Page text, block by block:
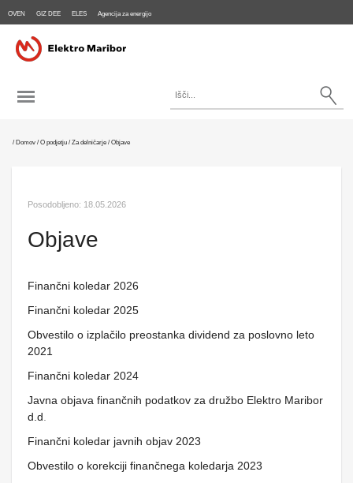
OVEN GIZ DEE ELES Agencija za energijo
/ Domov / O podjetju / Za delničarje / Objave
Posodobljeno: 18.05.2026
Objave
Finančni koledar 2026
Finančni koledar 2025
Obvestilo o izplačilo preostanka dividend za poslovno leto
2021
Finančni koledar 2024
Javna objava finančnih podatkov za družbo Elektro Maribor
d.d
Finančni koledar javnih objav 2023
Obvestilo o korekciji finančnega koledarja 2023